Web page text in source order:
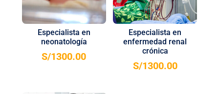
Especialista en
neonatología
S/1300.00
Especialista en
enfermedad renal
crónica
S/1300.00